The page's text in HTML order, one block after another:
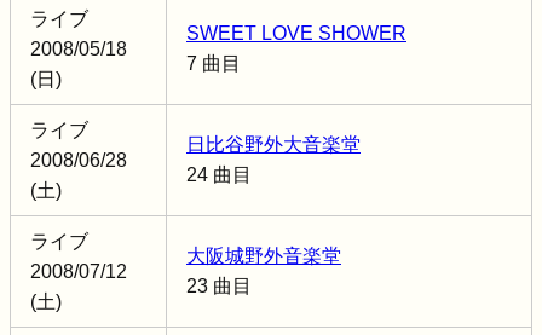
ライブ
2008/05/18
(日)
SWEET LOVE SHOWER
7 曲目
ライブ
2008/06/28
(土)
日比谷野外大音楽堂
24 曲目
ライブ
2008/07/12
(土)
大阪城野外音楽堂
23 曲目